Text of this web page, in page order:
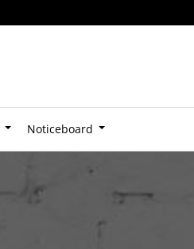
Noticeboard